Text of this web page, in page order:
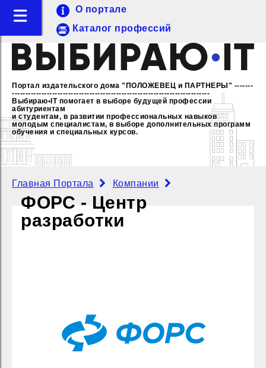
Портал издательского дома "ПОЛОЖЕВЕЦ и ПАРТНЕРЫ" -------
--------------------------------------------------------------------------
Выбираю•IT помогает в выборе будущей профессии
абитуриентам
и студентам, в развитии профессиональных навыков
молодым специалистам, в выборе дополнительных программ
обучения и специальных курсов.
О портале
Каталог профессий
Главная Портала Компании
ФОРС - Центр
разработки